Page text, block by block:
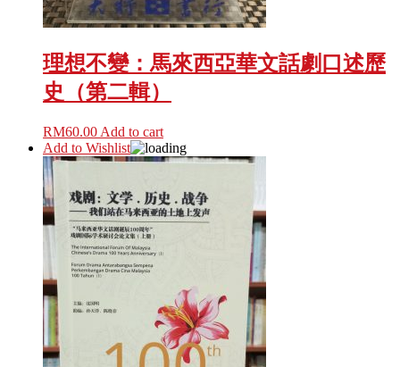
理想不變：馬來西亞華文話劇口述歷
史（第二輯）
RM60.00 Add to cart
Add to Wishlist